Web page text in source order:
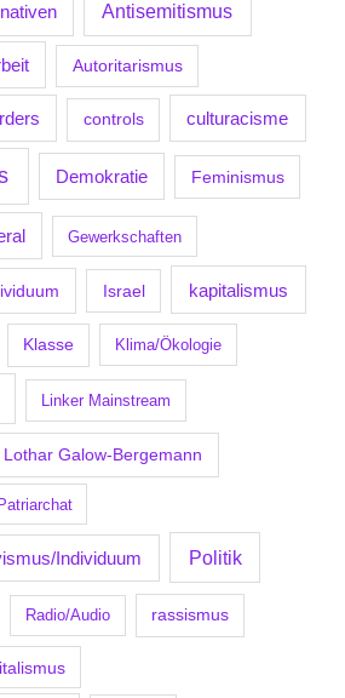
Antisemitismus
Autoritarismus
controls culturacisme
Demokratie Feminismus
Gewerkschaften
Israel kapitalismus
Klasse Klima/Ökologie
Linker Mainstream
Lothar Galow-Bergemann
Individuum Politik
Radio/Audio rassismus